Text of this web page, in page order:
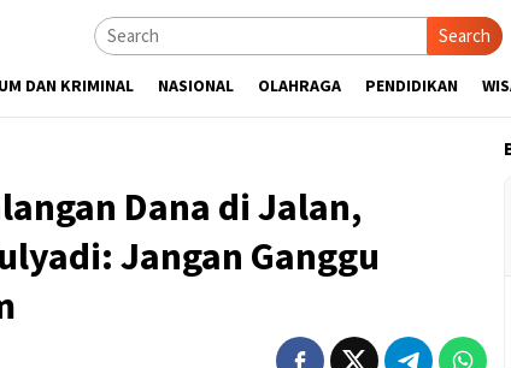
Search
DAN KRIMINAL NASIONAL OLAHRAGA PENDIDIKAN
Dana di Jalan,
Jangan Ganggu